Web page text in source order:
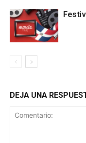
DEJA UNA